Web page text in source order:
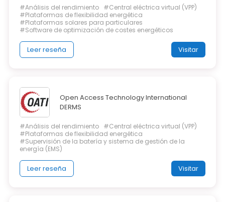
#Análisis del rendimiento #Central eléctrica virtual (VPP)
#Plataformas de flexibilidad energética
#Plataformas solares para particulares
#Software de optimización de costes energéticos
Leer reseña Visitar
Open Access Technology International
DERMS
#Análisis del rendimiento #Central eléctrica virtual (VPP)
#Plataformas de flexibilidad energética
#Supervisión de la batería y sistema de gestión de la
energía (EMS)
Leer reseña Visitar